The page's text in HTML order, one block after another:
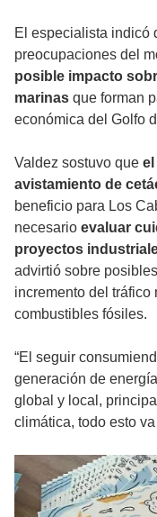
El especialista indicó
preocupaciones del
posible impacto
marinas que forman
económica del Golfo
Valdez sostuvo que
avistamiento de
beneficio para Los
necesario evaluar
proyectos
advirtió sobre
incremento del tráfico
combustibles fósiles.
“El seguir
generación de
global y local,
climática, todo esto